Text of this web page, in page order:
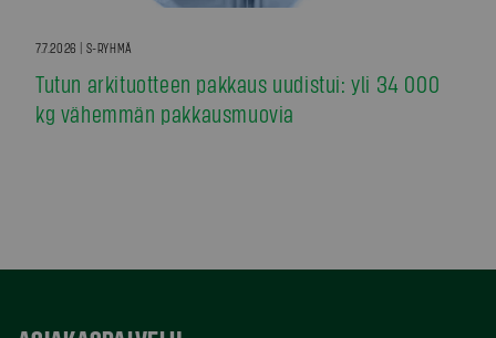
7.7.2026 | S-RYHMÄ
Tutun arkituotteen pakkaus uudistui: yli 34 000
kg vähemmän pakkausmuovia